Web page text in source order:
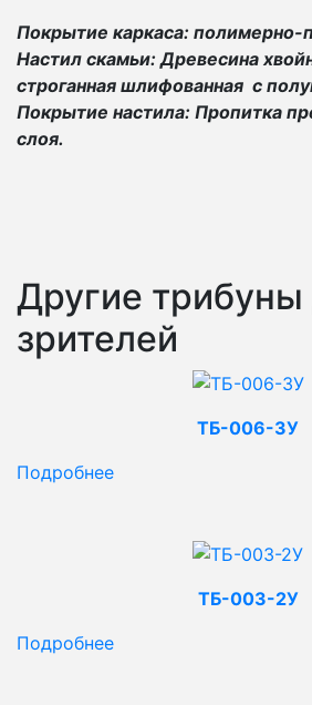
Покрытие каркаса: полимерно-
Настил скамьи: Древесина
строганная шлифованная с
Покрытие настила: Пропитка
слоя.
Другие трибуны
зрителей
ТБ-006-3У
Подробнее
ТБ-003-2У
Подробнее